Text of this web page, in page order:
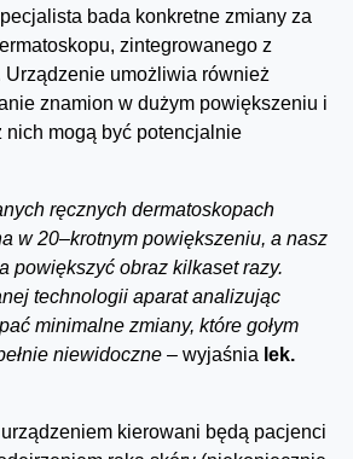
bada konkretne zmiany za
zintegrowanego z
Urządzenie umożliwia również
znamion w dużym powiększeniu i
nich mogą być potencjalnie
ręcznych dermatoskopach
w 20–krotnym powiększeniu, a nasz
powiększyć obraz kilkaset razy.
technologii aparat analizując
minimalne zmiany, które gołym
niewidoczne – wyjaśnia lek.
kierowani będą pacjenci